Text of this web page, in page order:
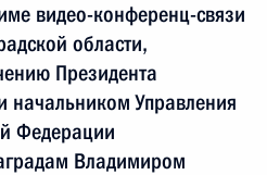
видео-конференц-связи
области,
Президента
начальником Управления
Федерации
Владимиром